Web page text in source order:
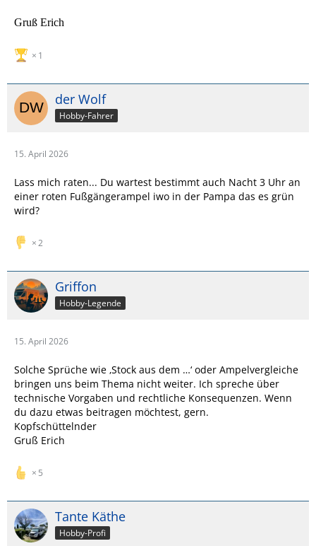
Gruß Erich
1
der Wolf
Hobby-Fahrer
15. April 2026
Lass mich raten... Du wartest bestimmt auch Nacht 3 Uhr an
einer roten Fußgängerampel iwo in der Pampa das es grün
wird?
2
Griffon
Hobby-Legende
15. April 2026
Solche Sprüche wie ‚Stock aus dem …‘ oder Ampelvergleiche
bringen uns beim Thema nicht weiter. Ich spreche über
technische Vorgaben und rechtliche Konsequenzen. Wenn
du dazu etwas beitragen möchtest, gern.
Kopfschüttelnder
Gruß Erich
5
Tante Käthe
Hobby-Profi